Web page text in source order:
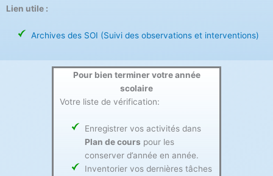
Lien utile :
Archives des SOI (Suivi des observations et interventions)
Pour bien terminer votre année
scolaire
Votre liste de vérification:
Enregistrer vos activités dans
Plan de cours pour les
conserver d’année en année.
Inventorier vos dernières tâches